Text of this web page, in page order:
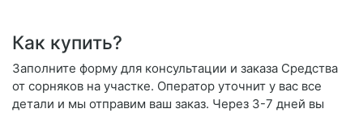
Как купить?
Заполните форму для консультации и заказа Средства
от сорняков на участке. Оператор уточнит у вас все
детали и мы отправим ваш заказ. Через 3-7 дней вы